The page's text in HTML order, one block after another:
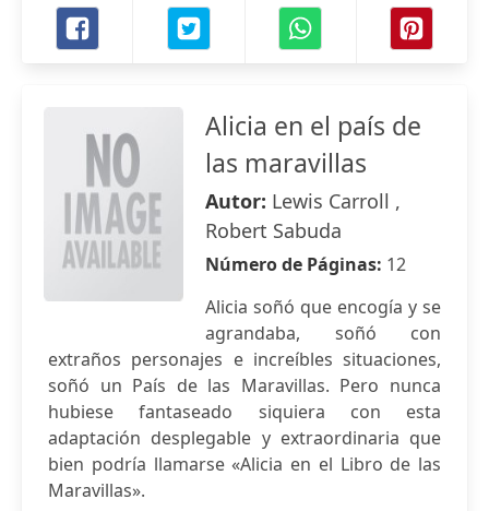
Alicia en el país de
las maravillas
Autor: Lewis Carroll ,
Robert Sabuda
Número de Páginas: 12
Alicia soñó que encogía y se
agrandaba, soñó con
extraños personajes e increíbles situaciones,
soñó un País de las Maravillas. Pero nunca
hubiese fantaseado siquiera con esta
adaptación desplegable y extraordinaria que
bien podría llamarse «Alicia en el Libro de las
Maravillas».